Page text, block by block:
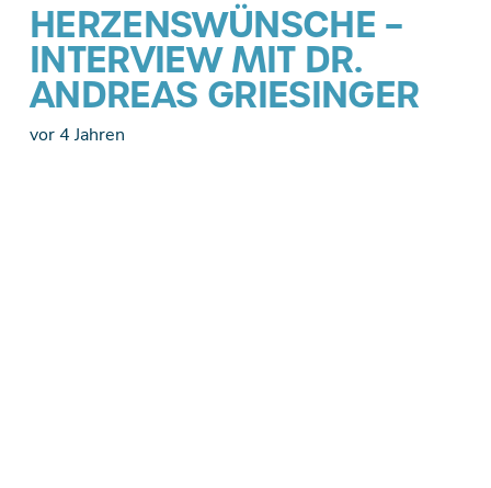
HERZENSWÜNSCHE –
INTERVIEW MIT DR.
ANDREAS GRIESINGER
vor 4 Jahren